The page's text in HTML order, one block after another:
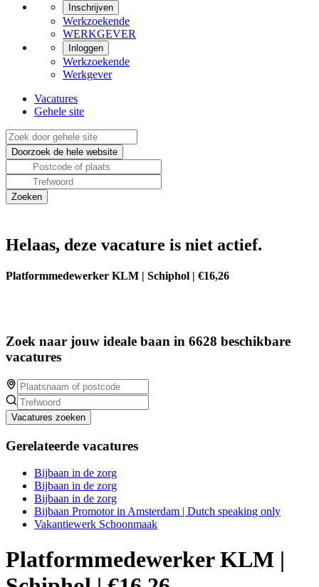
Inschrijven
Werkzoekende
WERKGEVER
Inloggen
Werkzoekende
Werkgever
Vacatures
Gehele site
Helaas, deze vacature is niet actief.
Platformmedewerker KLM | Schiphol | €16,26
Zoek naar jouw ideale baan in 6628 beschikbare
vacatures
Vacatures zoeken
Gerelateerde vacatures
Bijbaan in de zorg
Bijbaan in de zorg
Bijbaan in de zorg
Bijbaan Promotor in Amsterdam | Dutch speaking only
Vakantiewerk Schoonmaak
Platformmedewerker KLM |